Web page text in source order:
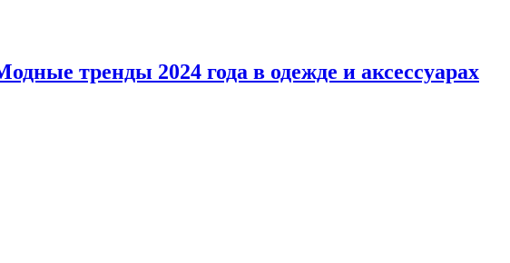
тренды 2024 года в одежде и аксессуарах